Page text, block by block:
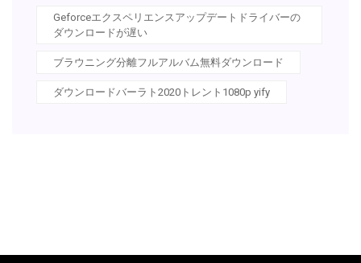
Geforceエクスペリエンスアップデートドライバーの
ダウンロードが遅い
ブラウニング分離フルアルバム無料ダウンロード
ダウンロードバーラト2020トレント1080p yify